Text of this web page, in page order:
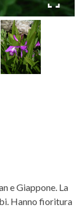
e Giappone. La
Hanno fioritura